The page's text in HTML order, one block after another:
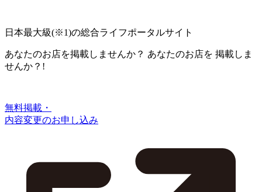
日本最大級(※1)の総合ライフポータルサイト
あなたのお店を掲載しませんか？ あなたのお店を 掲載しま
せんか？!
無料掲載・
内容変更のお申し込み